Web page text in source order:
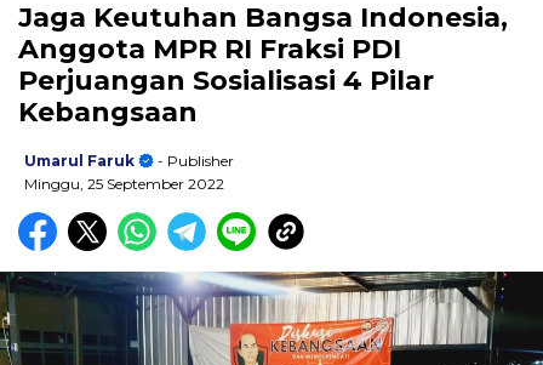
Jaga Keutuhan Bangsa Indonesia,
Anggota MPR RI Fraksi PDI
Perjuangan Sosialisasi 4 Pilar
Kebangsaan
Umarul Faruk
- Publisher
Minggu, 25 September 2022